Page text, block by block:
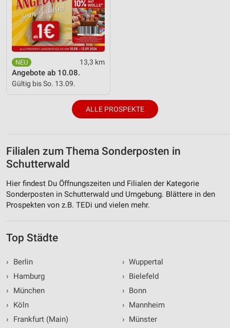
13,3 km
Angebote ab 10.08.
Gültig bis So. 13.09.
ALLE PROSPEKTE
Filialen zum Thema Sonderposten in
Schutterwald
Hier findest Du Öffnungszeiten und Filialen der Kategorie
Sonderposten in Schutterwald und Umgebung. Blättere in den
Prospekten von z.B. TEDi und vielen mehr.
Top Städte
›
Berlin
›
Hamburg
›
München
›
Köln
›
Frankfurt (Main)
› Wuppertal
› Bielefeld
› Bonn
› Mannheim
› Münster